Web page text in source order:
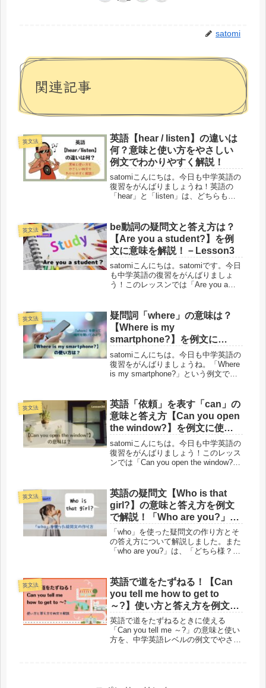
satomi
関連記事
英文法
英語【hear / listen】の違いは
何？意味と使い方をやさしい
例文でわかりやすく解説！
satomiこんにちは。今日も中学英語の
復習をがんばりましょうね！英語の
「hear」と「listen」は、どちらも日
かし実は 「自然に聞こえる
（hear）」 と 「注意して...
英文法
be動詞の疑問文と答え方は？
【Are you a student?】を例
文に意味を解説！－Lesson3
satomiこんにちは。satomiです。今日
も中学英語の復習をがんばりましょ
う！このレッスンでは「Are you a
します。疑問文の作り方やそれに対す
る答え方...
英文法
疑問詞「where」の意味は？
【Where is my
smartphone?】を例文に
「Where is」と「Where are」
の違いや答え方を解説-
Lesson13
satomiこんにちは。今日も中学英語の
復習をがんばりましょうね。「Where
is my smartphone?」という例文で、
is」と「Where are」の...
英文法
英語「依頼」を表す「can」の
意味と答え方【Can you open
the window?】を例文に使い
方を解説-Lesson24
satomiこんにちは。今日も中学英語の
復習をがんばりましょう！このレッス
ンでは「Can you open the window?」
ていきます。Lesson22で「...
英文法
英語の疑問文【Who is that
girl?】の意味と答え方を例文
で解説！「Who are you?」は
失礼？-Lesson17
「who」を使った疑問文の作り方とそ
の答え方について解説しました。また
「who are you?」は、「どちら様？」
こで、その代替表現として3つの例文
を挙げています。
英文法
英語で道をたずねる！【Can
you tell me how to get to
～?】使い方と答え方を例文で
解説
英語で道をたずねるときに使える
「Can you tell me ～?」の意味と使い
方を、中学英語レベルの例文でやさし